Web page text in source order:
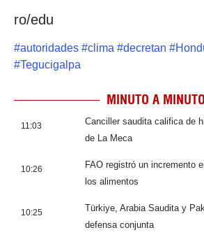
ro/edu
#autoridades #clima #decretan #
#Tegucigalpa
MINUTO A MINUTO
11:03
Canciller saudita califica de
de La Meca
10:26
FAO registró un incremento
los alimentos
10:25
Türkiye, Arabia Saudita y
defensa conjunta